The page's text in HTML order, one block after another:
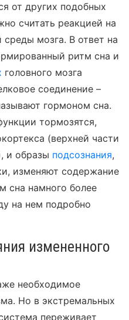
от других подобных
считать реакцией на
мозга. В ответ на
ритм сна и
головного мозга
соединение –
гормоном сна.
тормозятся,
(верхней части
и образы подсознания,
изменяют содержание
сна намного более
на нем подробно
измененного
необходимое
Но в экстремальных
переживает